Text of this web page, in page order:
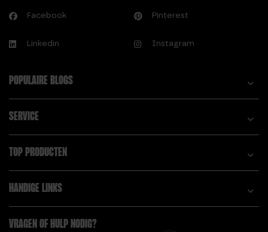
Facebook Pinterest
Linkedin Instagram
POPULAIRE BLOGS
SERVICE
TOP PRODUCTEN
HANDIGE LINKS
VRAGEN OF HULP NODIG?